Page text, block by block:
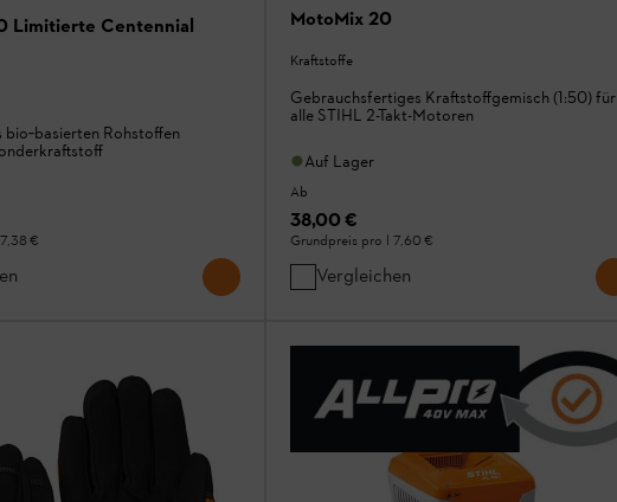
Limitierte Centennial
bio‑basierten Rohstoffen
7,38 €
MotoMix 20
Kraftstoffe
Gebrauchsfertiges Kraftstoffgemisch (1:50) für
alle STIHL 2-Takt-Motoren
Auf Lager
Ab
38,00 €
Grundpreis pro l 7,60 €
Vergleichen